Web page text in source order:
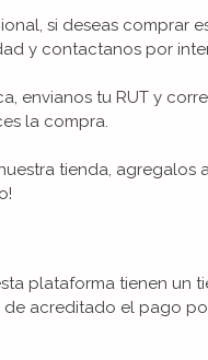
si deseas comprar
y contactanos por
envianos tu RUT y
la compra.
tienda, agregalos
plataforma tienen un
de acreditado el pago